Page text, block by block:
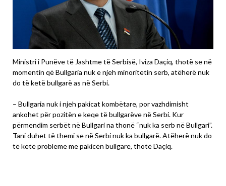
Ministri i Punëve të Jashtme të Serbisë, Iviza Daçiq, thotë se në
momentin që Bullgaria nuk e njeh minoritetin serb, atëherë nuk
do të ketë bullgarë as në Serbi.
– Bullgaria nuk i njeh pakicat kombëtare, por vazhdimisht
ankohet për pozitën e keqe të bullgarëve në Serbi. Kur
përmendim serbët në Bullgari na thonë “nuk ka serb në Bullgari”.
Tani duhet të themi se në Serbi nuk ka bullgarë. Atëherë nuk do
të ketë probleme me pakicën bullgare, thotë Daçiq.